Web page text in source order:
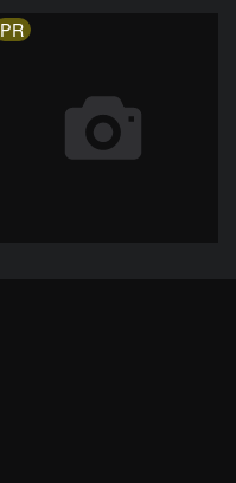
PR